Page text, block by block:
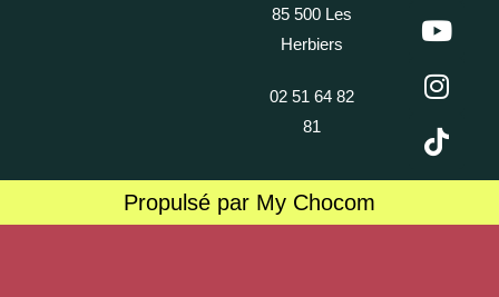
85 500 Les
Herbiers
02 51 64 82
81
Propulsé par My Chocom